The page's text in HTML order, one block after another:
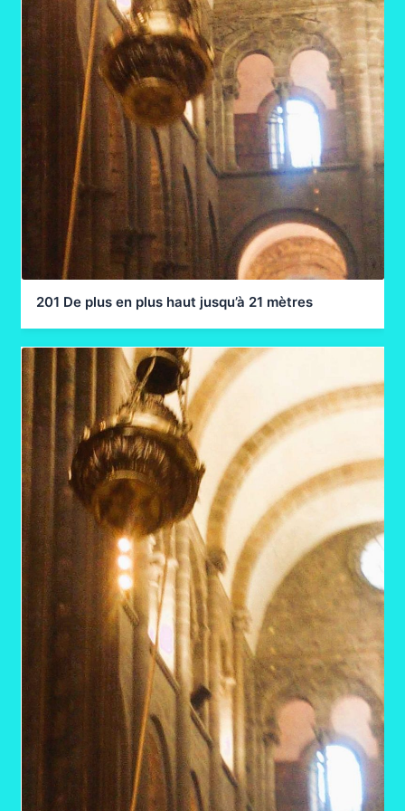
201 De plus en plus haut jusqu’à 21 mètres